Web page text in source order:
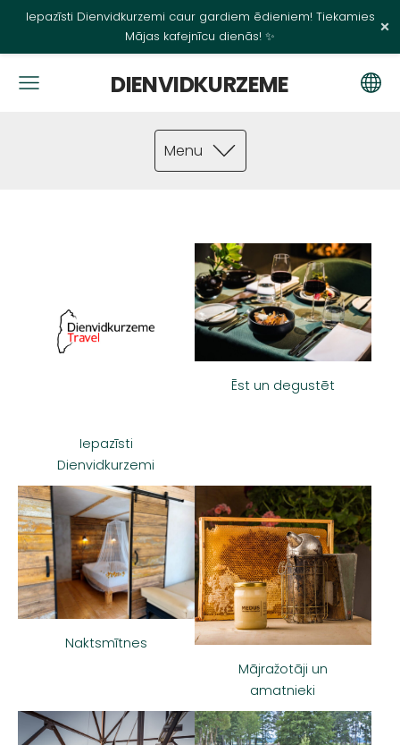
Iepazīsti Dienvidkurzemi caur gardiem ēdieniem! Tiekamies
Mājas kafejnīcu dienās! ✨
×
DIENVIDKURZEME
Menu
Iepazīsti
Dienvidkurzemi
Ēst un degustēt
Naktsmītnes
Mājražotāji un
amatnieki